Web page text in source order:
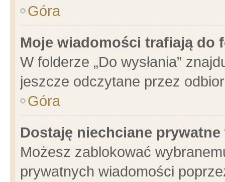
Góra
Moje wiadomości trafiają do
W folderze „Do wysłania”
jeszcze odczytane przez
Góra
Dostaję niechciane
Możesz zablokować
prywatnych wiadomości